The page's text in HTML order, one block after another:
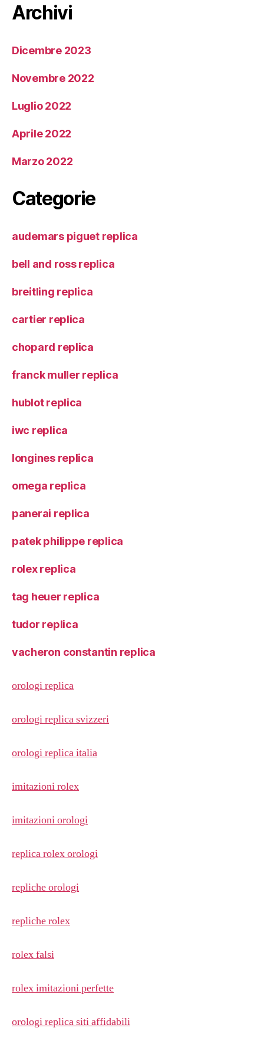
Archivi
Dicembre 2023
Novembre 2022
Luglio 2022
Aprile 2022
Marzo 2022
Categorie
audemars piguet replica
bell and ross replica
breitling replica
cartier replica
chopard replica
franck muller replica
hublot replica
iwc replica
longines replica
omega replica
panerai replica
patek philippe replica
rolex replica
tag heuer replica
tudor replica
vacheron constantin replica
orologi replica
orologi replica svizzeri
orologi replica italia
imitazioni rolex
imitazioni orologi
replica rolex orologi
repliche orologi
repliche rolex
rolex falsi
rolex imitazioni perfette
orologi replica siti affidabili